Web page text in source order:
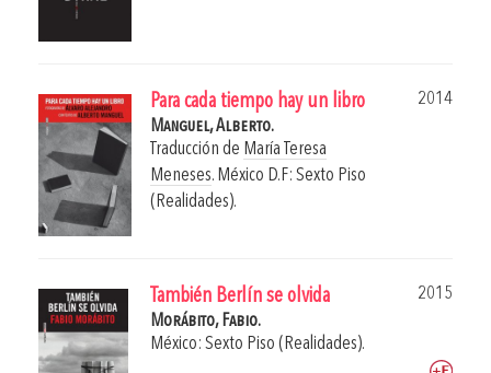
Para cada tiempo hay un libro
2014
Manguel, Alberto.
Traducción de María Teresa
Meneses. México D.F: Sexto Piso
(Realidades).
También Berlín se olvida
2015
Morábito, Fabio.
México: Sexto Piso (Realidades).